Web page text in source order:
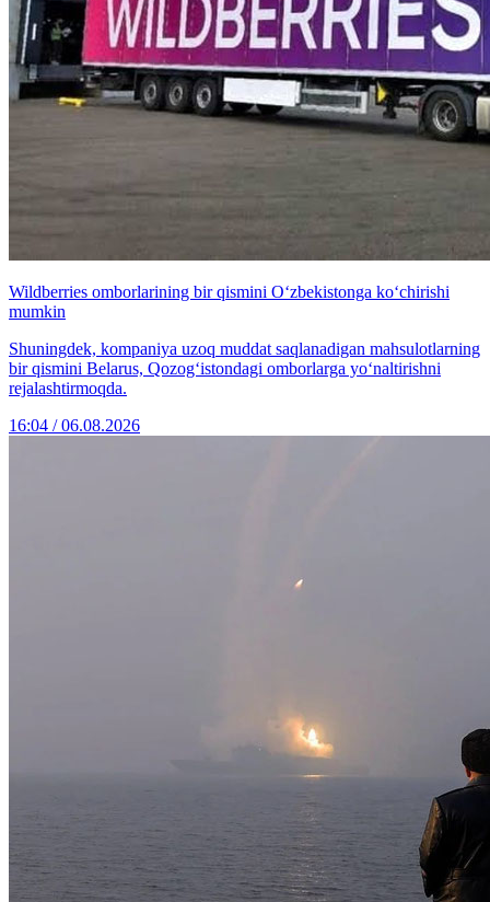
Wildberries omborlarining bir qismini O‘zbekistonga ko‘chirishi
mumkin
Shuningdek, kompaniya uzoq muddat saqlanadigan mahsulotlarning
bir qismini Belarus, Qozog‘istondagi omborlarga yo‘naltirishni
rejalashtirmoqda.
16:04 / 06.08.2026